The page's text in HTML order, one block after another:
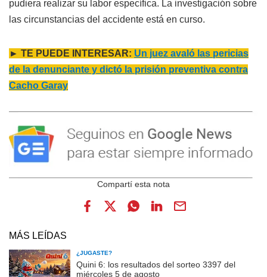
pudiera realizar su labor específica. La investigación sobre
las circunstancias del accidente está en curso.
► TE PUEDE INTERESAR: Un juez avaló las pericias
de la denunciante y dictó la prisión preventiva contra
Cacho Garay
MÁS LEÍDAS
¿JUGASTE?
Quini 6: los resultados del sorteo 3397 del
miércoles 5 de agosto